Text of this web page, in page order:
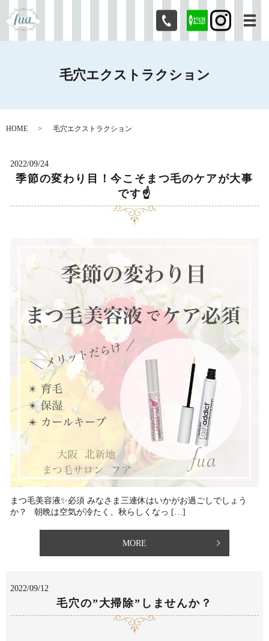
メ
毛穴エクストラクション
HOME 毛穴エクストラクション
2022/09/24
季節の変わり目！今こそまつ毛のケアが大事
です☝️
まつ毛美容液✨必須 みなさま三連休はいかがお過ごしでしょう
か？ 朝晩は空気が冷たく、秋らしくなっ […]
MORE
2022/09/12
毛穴の”大掃除”しませんか？